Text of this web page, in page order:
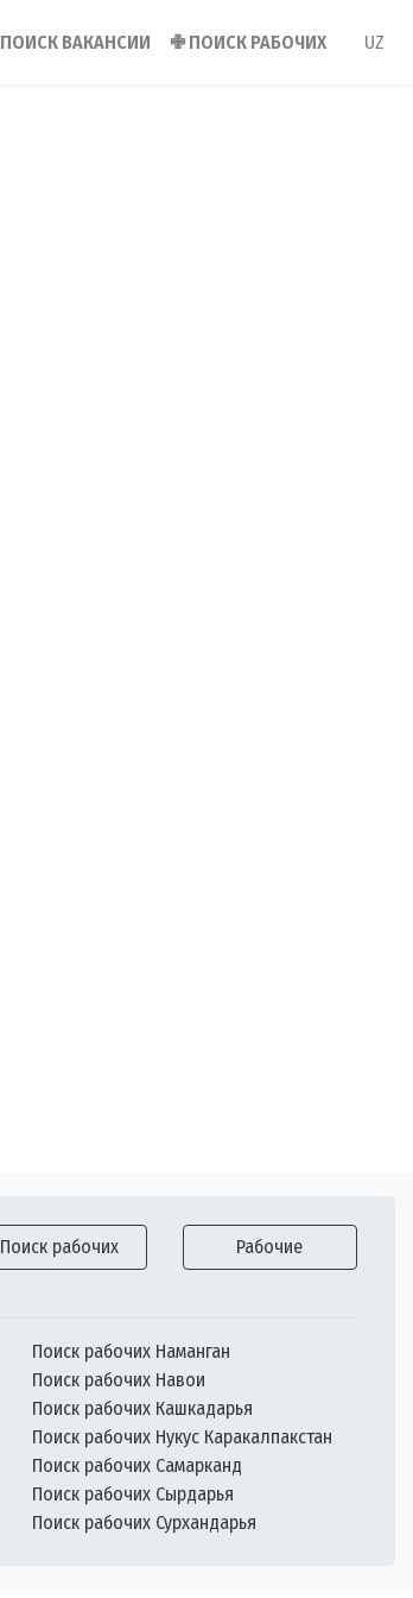
ПОИСК ВАКАНСИИ ✙ПОИСК РАБОЧИХ UZ
Поиск рабочих Рабочие
Поиск рабочих Наманган
Поиск рабочих Навои
Поиск рабочих Кашкадарья
Поиск рабочих Нукус Каракалпакстан
Поиск рабочих Самарканд
Поиск рабочих Сырдарья
Поиск рабочих Сурхандарья